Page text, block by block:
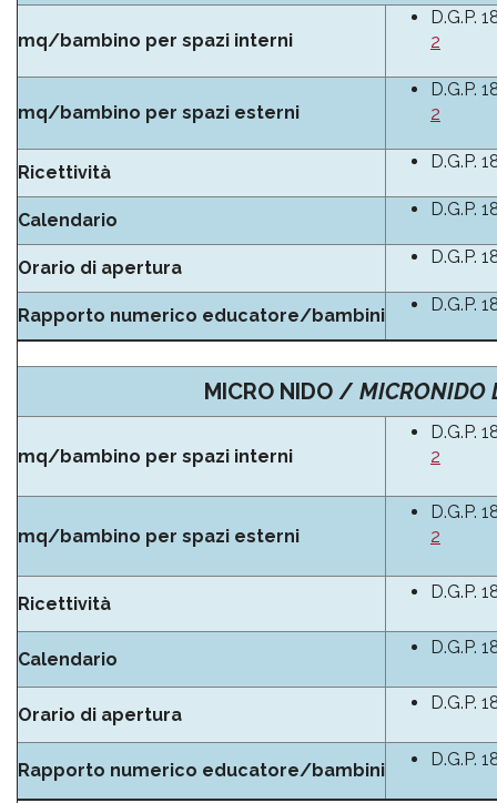
mq/bambino per spazi interni
D.G.P.
2
mq/bambino per spazi esterni
D.G.P.
2
Ricettività
D.G.P.
Calendario
D.G.P.
Orario di apertura
D.G.P.
Rapporto numerico educatore/bambini
D.G.P.
MICRO NIDO / MICRONIDO
mq/bambino per spazi interni
D.G.P.
2
mq/bambino per spazi esterni
D.G.P.
2
Ricettività
D.G.P.
Calendario
D.G.P.
Orario di apertura
D.G.P.
Rapporto numerico educatore/bambini
D.G.P.